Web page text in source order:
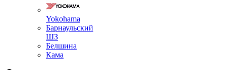
Yokohama
Барнаульский
ШЗ
Белшина
Кама